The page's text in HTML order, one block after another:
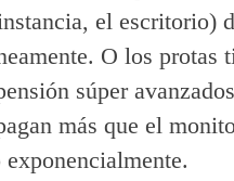
el escritorio)
O los protas
súper
más que el